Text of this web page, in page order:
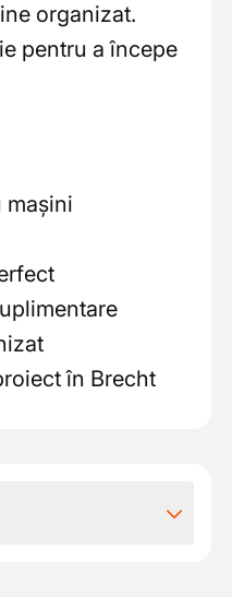
organizat.
pentru a începe
mașini
în Brecht